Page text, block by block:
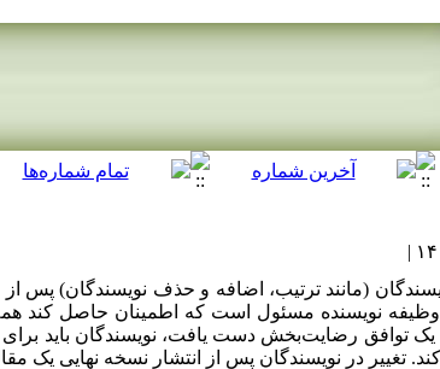
(مانند ترتیب، اضافه و حذف نویسندگان) پس از
نویسنده مسئول است که اطمینان حاصل کند همه
یک توافق رضایت‌بخش دست یافت، نویسندگان باید
تغییر در نویسندگان پس از انتشار نسخه نهایی یک